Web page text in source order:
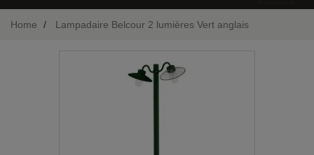
Home Lampadaire Belcour 2 lumières Vert anglais